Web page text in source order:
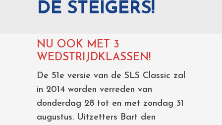
DE STEIGERS!
NU OOK MET 3
WEDSTRIJDKLASSEN!
De 51e versie van de SLS Classic zal
in 2014 worden verreden van
donderdag 28 tot en met zondag 31
augustus. Uitzetters Bart den